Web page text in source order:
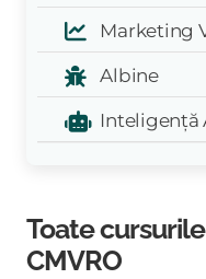
Marketing
Albine
Inteligență
Toate
CMVRO